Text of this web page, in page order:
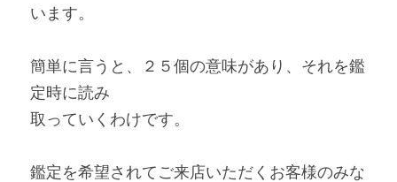
います。
簡単に言うと、２５個の意味があり、それを鑑
定時に読み
取っていくわけです。
鑑定を希望されてご来店いただくお客様のみな